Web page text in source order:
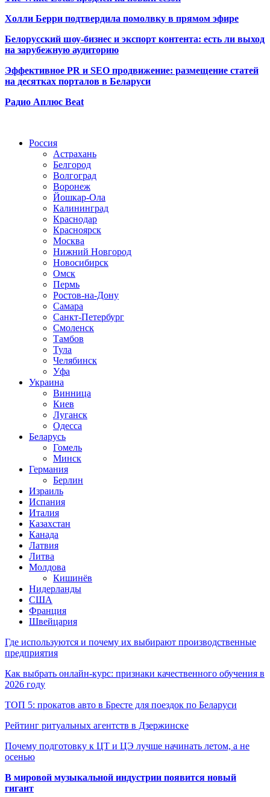
Холли Берри подтвердила помолвку в прямом эфире
Белорусский шоу-бизнес и экспорт контента: есть ли выход
на зарубежную аудиторию
Эффективное PR и SEO продвижение: размещение статей
на десятках порталов в Беларуси
Радио Аплюс Beat
Россия
Астрахань
Белгород
Волгоград
Воронеж
Йошкар-Ола
Калининград
Краснодар
Красноярск
Москва
Нижний Новгород
Новосибирск
Омск
Пермь
Ростов-на-Дону
Самара
Санкт-Петербург
Смоленск
Тамбов
Тула
Челябинск
Уфа
Украина
Винница
Киев
Луганск
Одесса
Беларусь
Гомель
Минск
Германия
Берлин
Израиль
Испания
Италия
Казахстан
Канада
Латвия
Литва
Молдова
Кишинёв
Нидерланды
США
Франция
Швейцария
Где используются и почему их выбирают производственные
предприятия
Как выбрать онлайн-курс: признаки качественного обучения в
2026 году
ТОП 5: прокатов авто в Бресте для поездок по Беларуси
Рейтинг ритуальных агентств в Дзержинске
Почему подготовку к ЦТ и ЦЭ лучше начинать летом, а не
осенью
В мировой музыкальной индустрии появится новый
гигант